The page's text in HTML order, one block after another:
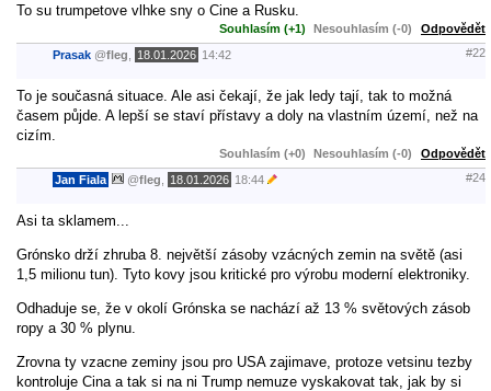
To su trumpetove vlhke sny o Cine a Rusku.
Souhlasím (+1) Nesouhlasím (-0) Odpovědět
Prasak @fleg 18.01.2026 14:42 #22
To je současná situace. Ale asi čekají, že jak ledy tají, tak to možná
časem půjde. A lepší se staví přístavy a doly na vlastním území, než na
cizím.
Souhlasím (+0) Nesouhlasím (-0) Odpovědět
Jan Fiala @fleg 18.01.2026 18:44 #24
Asi ta sklamem...
Grónsko drží zhruba 8. největší zásoby vzácných zemin na světě (asi
1,5 milionu tun). Tyto kovy jsou kritické pro výrobu moderní elektroniky.
Odhaduje se, že v okolí Grónska se nachází až 13 % světových zásob
ropy a 30 % plynu.
Zrovna ty vzacne zeminy jsou pro USA zajimave, protoze vetsinu tezby
kontroluje Cina a tak si na ni Trump nemuze vyskakovat tak, jak by si